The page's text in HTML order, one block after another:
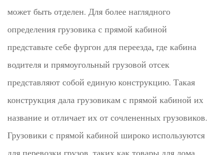
может быть отделен. Для более наглядного
определения грузовика с прямой кабиной
представьте себе фургон для переезда, где кабина
водителя и прямоугольный грузовой отсек
представляют собой единую конструкцию. Такая
конструкция дала грузовикам с прямой кабиной их
название и отличает их от сочлененных грузовиков.
Грузовики с прямой кабиной широко используются
для перевозки грузов, таких как товары для дома,